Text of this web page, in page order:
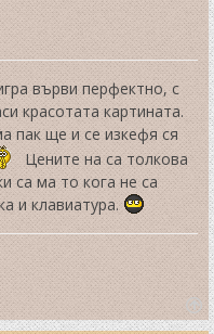
върви перфектно, с
красотата картината.
пак ще и се изкефя ся
Цените на са толкова
са ма то кога не са
и клавиатура.
T